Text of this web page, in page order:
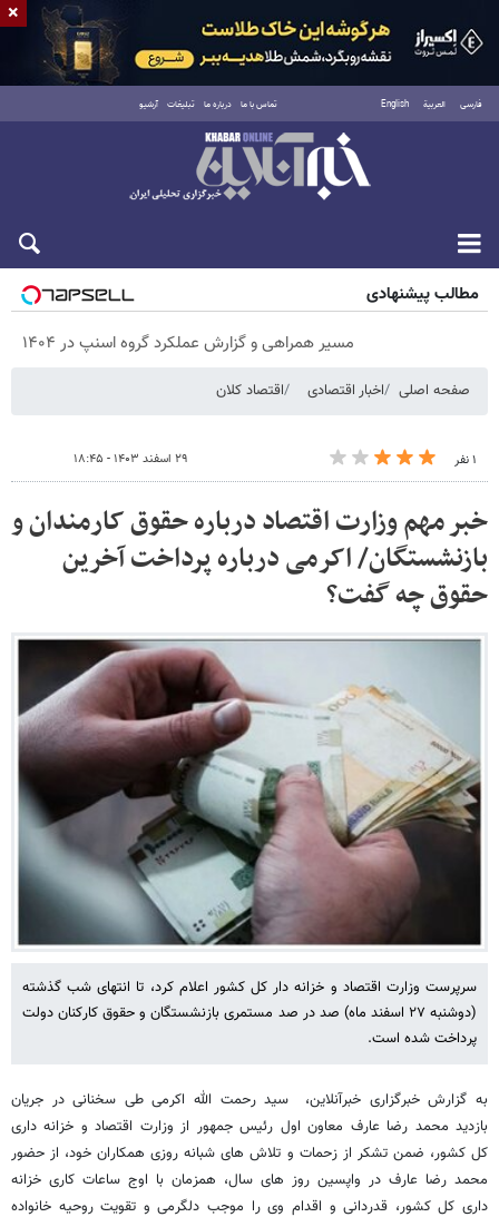
فارسی العربية English تماس با ما درباره ما تبلیغات آرشیو
پنجشنبه ۱۵ مرداد ۱۴۰۵
مطالب پیشنهادی
مسیر همراهی و گزارش عملکرد گروه اسنپ در ۱۴۰۴
صفحه اصلی اخبار اقتصادی اقتصاد کلان
۱ نفر ۲۹ اسفند ۱۴۰۳ - ۱۸:۴۵
خبر مهم وزارت اقتصاد درباره حقوق کارمندان و
بازنشستگان/ اکرمی درباره پرداخت آخرین
حقوق چه گفت؟
سرپرست وزارت اقتصاد و خزانه دار کل کشور اعلام کرد، تا انتهای شب گذشته
(دوشنبه ۲۷ اسفند ماه) صد در صد مستمری بازنشستگان و حقوق کارکنان دولت
پرداخت شده است.
به گزارش خبرگزاری خبرآنلاین، سید رحمت الله اکرمی طی سخنانی در جریان
بازدید محمد رضا عارف معاون اول رئیس جمهور از وزارت اقتصاد و خزانه داری
کل کشور، ضمن تشکر از زحمات و تلاش های شبانه روزی همکاران خود، از حضور
محمد رضا عارف در واپسین روز های سال، همزمان با اوج ساعات کاری خزانه
داری کل کشور، قدردانی و اقدام وی را موجب دلگرمی و تقویت روحیه خانواده
×